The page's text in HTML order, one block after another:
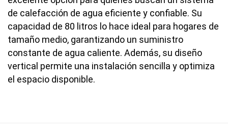
de calefacción de agua eficiente y confiable. Su
capacidad de 80 litros lo hace ideal para hogares de
tamaño medio, garantizando un suministro
constante de agua caliente. Además, su diseño
vertical permite una instalación sencilla y optimiza
el espacio disponible.